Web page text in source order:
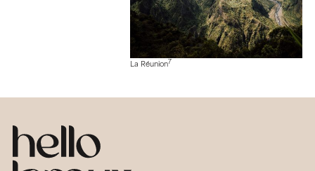
La Réunion7